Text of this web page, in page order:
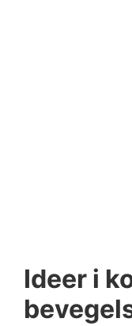
Ideer i